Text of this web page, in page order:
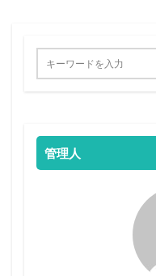
管理人